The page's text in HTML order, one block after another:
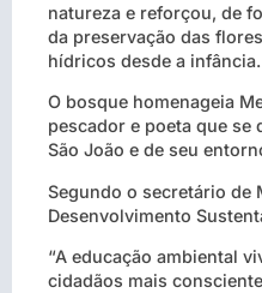
natureza e reforçou, de
da preservação das
hídricos desde a infância.
O bosque homenageia
pescador e poeta que se
São João e de seu
Segundo o secretário de
Desenvolvimento
“A educação ambiental
cidadãos mais